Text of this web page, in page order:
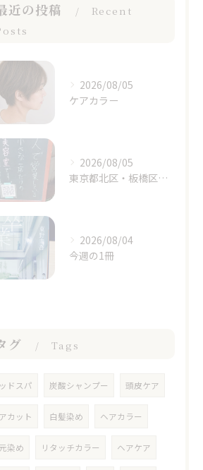
近の投稿
Recent
2026/08/05
ケアカラー
2026/08/05
東京都北区・板橋区でヘアマニキュアをお探しの方へ｜頭皮がしみる方のための白髪染めという選択肢
2026/08/04
今週の1冊
グ Tags
ドスパ 炭酸シャンプー 頭皮ケア
カット 白髪染め ヘアカラー
染め リタッチカラー ヘアケア